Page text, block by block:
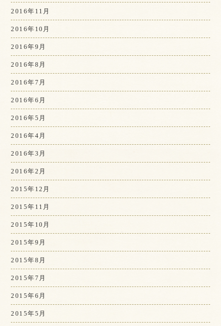
2016年11月
2016年10月
2016年9月
2016年8月
2016年7月
2016年6月
2016年5月
2016年4月
2016年3月
2016年2月
2015年12月
2015年11月
2015年10月
2015年9月
2015年8月
2015年7月
2015年6月
2015年5月